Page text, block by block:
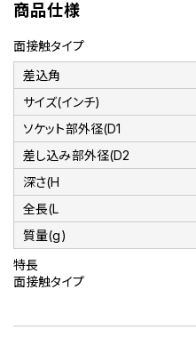
商品仕様
面接触タイプ
差込角
サイズ(インチ)
ソケット部外径(D1
差し込み部外径(D2
深さ(H
全長(L
質量(g)
特長
面接触タイプ